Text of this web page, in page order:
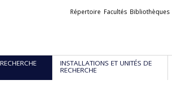
Liens
Répertoire Facultés Bibliothèques
INSTALLATIONS ET UNITÉS DE
RECHERCHE